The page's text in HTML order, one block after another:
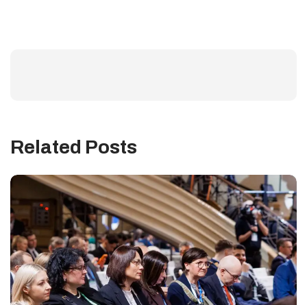
Related Posts